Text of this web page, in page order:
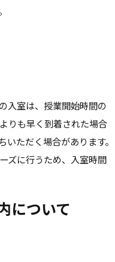
入室は、授業開始時間の
りも早く到着された場合
ただく場合があります。
ズに行うため、入室時間
について